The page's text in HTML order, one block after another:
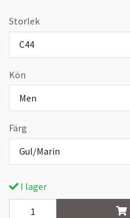
Storlek
C44
Kön
Men
Färg
Gul/Marin
I lager